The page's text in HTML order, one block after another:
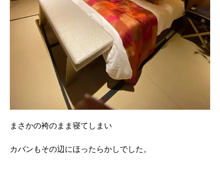
まさかの袴のまま寝てしまい
カバンもその辺にほったらかしでした。